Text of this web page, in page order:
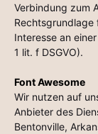
Verbindung zum
Rechtsgrundlage
Interesse an
1 lit. f DSGVO).
Font Awesome
Wir nutzen auf
Anbieter des
Bentonville,